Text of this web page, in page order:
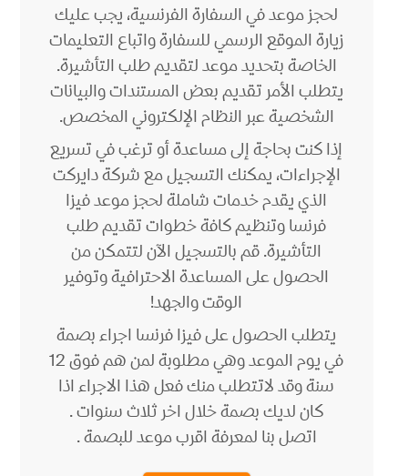
لحجز موعد في السفارة الفرنسية، يجب عليك
زيارة الموقع الرسمي للسفارة واتباع التعليمات
الخاصة بتحديد موعد لتقديم طلب التأشيرة.
يتطلب الأمر تقديم بعض المستندات والبيانات
الشخصية عبر النظام الإلكتروني المخصص.
إذا كنت بحاجة إلى مساعدة أو ترغب في تسريع
الإجراءات، يمكنك التسجيل مع شركة دايركت
الذي يقدم خدمات شاملة لحجز موعد فيزا
فرنسا وتنظيم كافة خطوات تقديم طلب
التأشيرة. قم بالتسجيل الآن لتتمكن من
الحصول على المساعدة الاحترافية وتوفير
الوقت والجهد!
يتطلب الحصول على فيزا فرنسا اجراء بصمة
في يوم الموعد وهي مطلوبة لمن هم فوق 12
سنة وقد لاتتطلب منك فعل هذا الاجراء اذا
كان لديك بصمة خلال اخر ثلاث سنوات .
اتصل بنا لمعرفة اقرب موعد للبصمة .